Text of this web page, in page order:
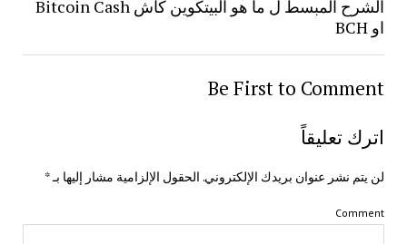
الشرح المبسط ل ما هو البيتكوين كاش Bitcoin Cash
او BCH
Be First to Comment
اترك تعليقاً
لن يتم نشر عنوان بريدك الإلكتروني. الحقول الإلزامية مشار إليها بـ*
Comment